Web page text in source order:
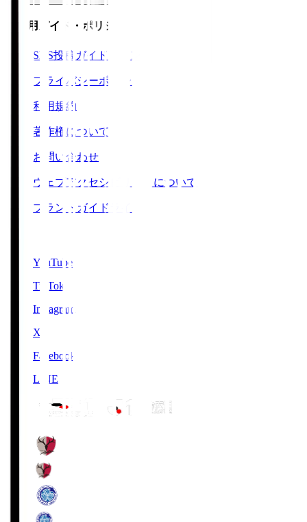
ご利用ガイド・ポリシー
SNS投稿ガイドライン
プライバシーポリシー
利用規約
著作権について
お問い合わせ
ウェブアクセシビリティについて
ブランドガイドライン
YouTube
TikTok
Instagram
X
Facebook
LINE